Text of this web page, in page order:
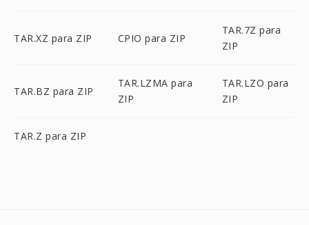
TAR.XZ para ZIP CPIO para ZIP
TAR.7Z para
ZIP
TAR.BZ para ZIP
TAR.LZMA para
ZIP
TAR.LZO para
ZIP
TAR.Z para ZIP